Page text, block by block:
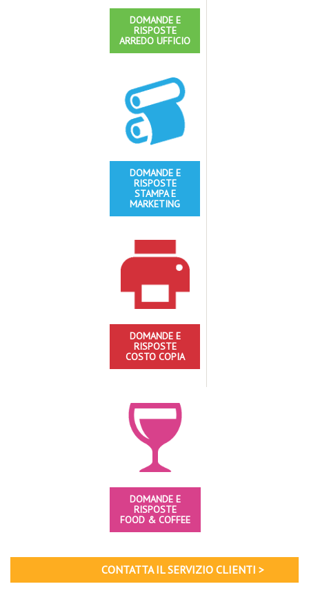
DOMANDE E
RISPOSTE
ARREDO UFFICIO
DOMANDE E
RISPOSTE
STAMPA E
MARKETING
DOMANDE E
RISPOSTE
COSTO COPIA
DOMANDE E
RISPOSTE
FOOD & COFFEE
CONTATTA IL SERVIZIO CLIENTI >